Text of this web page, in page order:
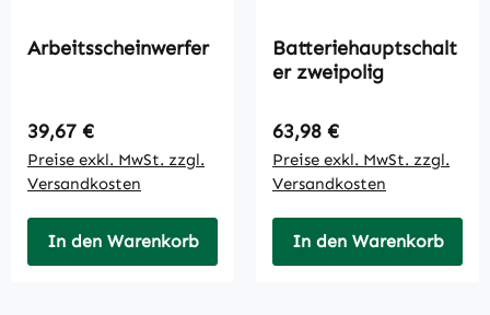
Arbeitsscheinwerfer
Regulärer Preis:
39,67 €
Preise exkl. MwSt. zzgl.
Versandkosten
In den Warenkorb
Batteriehauptschalt
er zweipolig
Regulärer Preis:
63,98 €
Preise exkl. MwSt. zzgl.
Versandkosten
In den Warenkorb